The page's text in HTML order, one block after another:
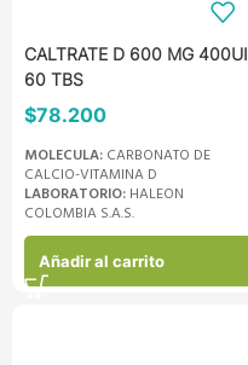
CALTRATE D 600 MG 400UI
60 TBS
$78.200
MOLECULA: CARBONATO DE
CALCIO-VITAMINA D
LABORATORIO: HALEON
COLOMBIA S.A.S.
Añadir al carrito